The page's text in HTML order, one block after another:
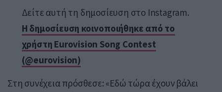
Δείτε αυτή τη δημοσίευση στο Instagram.
Η δημοσίευση κοινοποιήθηκε από το
χρήστη Eurovision Song Contest
(@eurovision)
Στη συνέχεια πρόσθεσε: «Εδώ τώρα έχουν βάλει